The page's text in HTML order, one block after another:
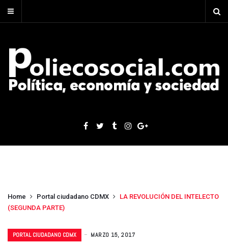
Home Portal ciudadano CDMX
LA REVOLUCIÓN DEL INTELECTO
(SEGUNDA PARTE)
PORTAL CIUDADANO CDMX MARZO 15, 2017